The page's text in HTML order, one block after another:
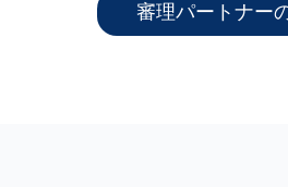
審理パートナー